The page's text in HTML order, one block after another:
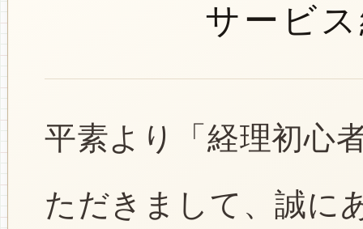
サービ
平素より「経理初心
ただきまして、誠に